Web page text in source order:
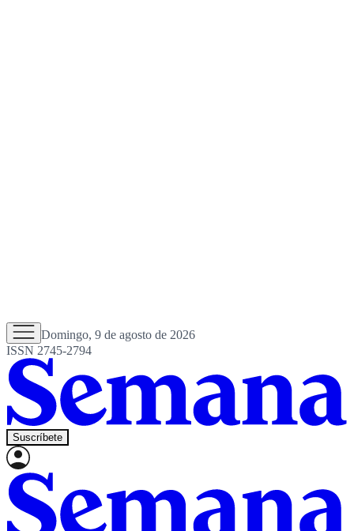
Domingo, 9 de agosto de 2026
ISSN 2745-2794
Suscríbete